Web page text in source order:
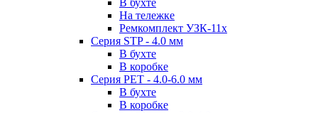
В бухте
На тележке
Ремкомплект УЗК-11х
Серия STP - 4.0 мм
В бухте
В коробке
Серия PET - 4.0-6.0 мм
В бухте
В коробке